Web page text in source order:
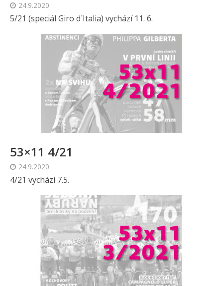
24.9.2020
5/21 (speciál Giro d´Italia) vychází 11. 6.
53×11 4/21
24.9.2020
4/21 vychází 7.5.